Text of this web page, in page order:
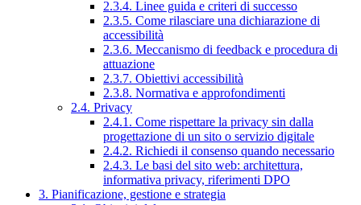
2.3.4. Linee guida e criteri di successo
2.3.5. Come rilasciare una dichiarazione di
accessibilità
2.3.6. Meccanismo di feedback e procedura di
attuazione
2.3.7. Obiettivi accessibilità
2.3.8. Normativa e approfondimenti
2.4. Privacy
2.4.1. Come rispettare la privacy sin dalla
progettazione di un sito o servizio digitale
2.4.2. Richiedi il consenso quando necessario
2.4.3. Le basi del sito web: architettura,
informativa privacy, riferimenti DPO
3. Pianificazione, gestione e strategia